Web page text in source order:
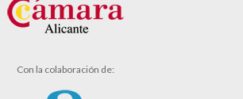
Con la colaboración de: